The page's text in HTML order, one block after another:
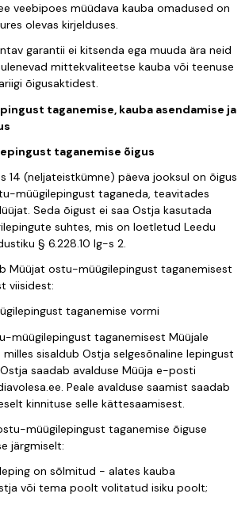
veebipoes müüdava kauba omadused on
olevas kirjelduses.
garantii ei kitsenda ega muuda ära neid
mittekvaliteetse kauba või teenuse
õigusaktidest.
taganemise, kauba asendamise ja
taganemise õigus
14 (neljateistkümne) päeva jooksul on õigus
müügilepingust taganeda, teavitades
Seda õigust ei saa Ostja kasutada
suhtes, mis on loetletud Leedu
§ 6.228.10 lg-s 2.
Müüjat ostu-müügilepingust taganemisest
viisidest:
taganemise vormi
müügilepingust taganemisest Müüjale
sisaldub Ostja selgesõnaline lepingust
saadab avalduse Müüja e-posti
. Peale avalduse saamist saadab
kinnituse selle kättesaamisest.
ostu-müügilepingust taganemise õiguse
järgmiselt:
on sõlmitud - alates kauba
või tema poolt volitatud isiku poolt;